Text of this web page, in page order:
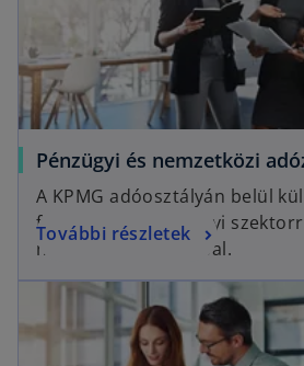
Pénzügyi és nemzetközi
A KPMG adóosztályán belül
foglalkozik a pénzügyi
nemzetközi adózással.
További részletek